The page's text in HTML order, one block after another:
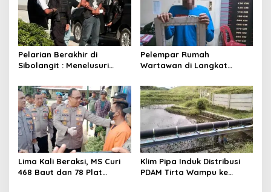
Pelarian Berakhir di
Sibolangit : Menelusuri
Gurusinga
Pelempar Rumah
Wartawan di Langkat
Lima Kali Beraksi, MS Curi
468 Baut dan 78 Plat
Klim Pipa Induk Distribusi
PDAM Tirta Wampu ke